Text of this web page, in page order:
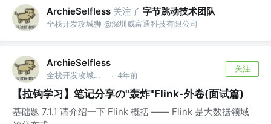
ArchieSelfless 关注了 字节跳动技术团队
全栈开发攻城狮 @深圳威富通科技有限公司
ArchieSelfless
全栈开发攻城狮 @深圳威富通科技有限公司 · 4年前
关注
【拉钩学习】笔记分享の"轰炸"Flink-外卷(面试篇)
基础题 7.1.1 请介绍一下 Flink 概括 —— Flink 是大数据领域